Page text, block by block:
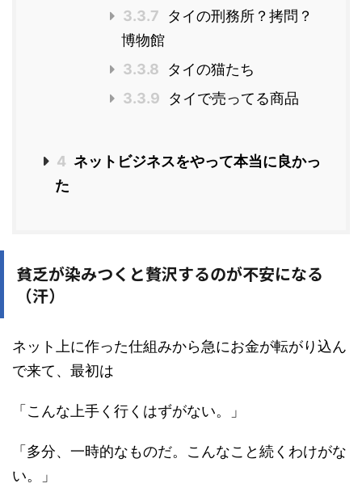
3.3.7
タイの刑務所？拷問？
博物館
3.3.8
タイの猫たち
3.3.9
タイで売ってる商品
4 ネットビジネスをやって本当に良かっ
た
貧乏が染みつくと贅沢するのが不安になる
（汗）
ネット上に作った仕組みから急にお金が転がり込ん
で来て、最初は
「こんな上手く行くはずがない。」
「多分、一時的なものだ。こんなこと続くわけがな
い。」